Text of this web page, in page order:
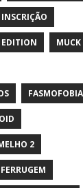
INSCRIÇÃO
EDITION MUCK
FASMOFOBIA
2
FERRUGEM